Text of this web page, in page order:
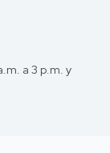
a 3 p.m. y